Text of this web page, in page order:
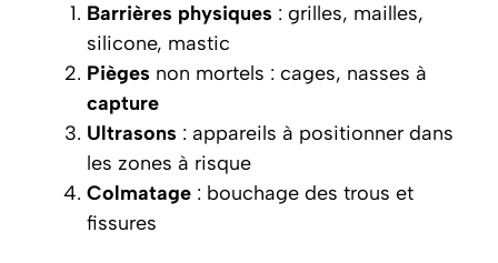
Barrières physiques : grilles, mailles,
silicone, mastic
Pièges non mortels : cages, nasses à
capture
Ultrasons : appareils à positionner dans
les zones à risque
Colmatage : bouchage des trous et
fissures